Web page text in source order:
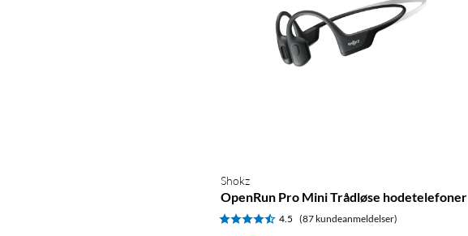
Shokz
OpenRun Pro Mini Trådløse hodetelefoner
4.5 (87 kundeanmeldelser)